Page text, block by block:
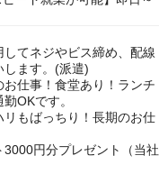
てネジやビス締め、配線
します。(派遣)
仕事！食堂あり！ランチ
OKです。
もばっちり！長期のお仕
3000円分プレゼント（当社